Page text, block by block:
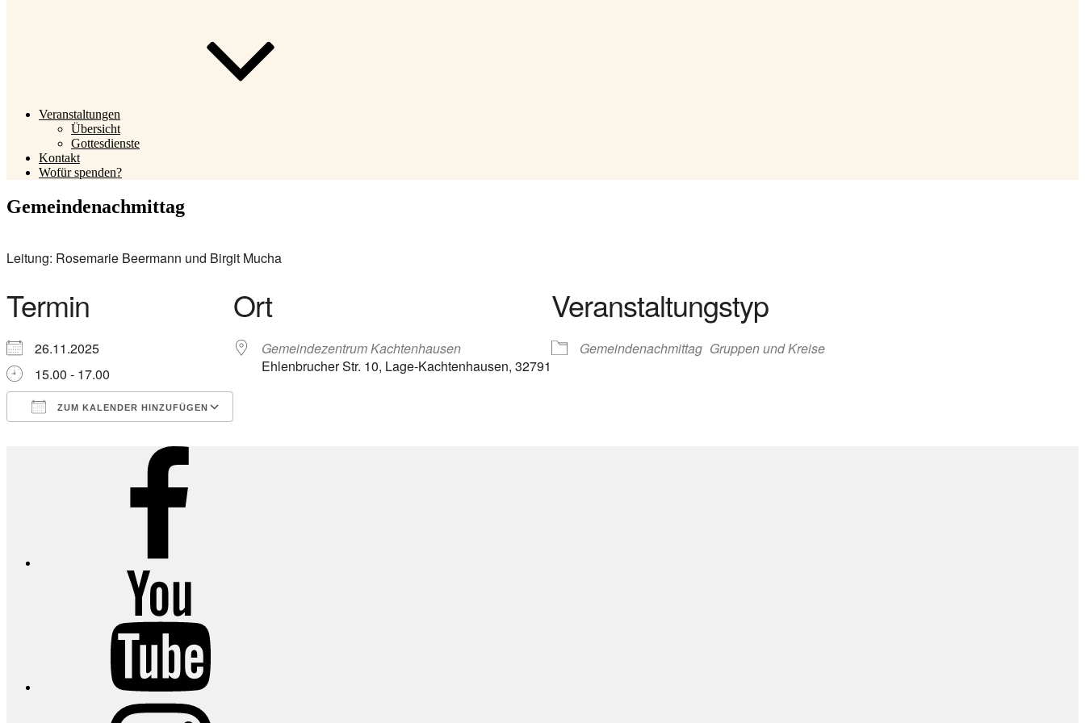
Veranstaltungen
Übersicht
Gottesdienste
Kontakt
Wofür spenden?
Gemeindenachmittag
Leitung: Rosemarie Beermann und Birgit Mucha
Termin
26.11.2025
15.00 - 17.00
ZUM KALENDER HINZUFÜGEN
Google Kalender
iCalendarOffice 365
Ort
Gemeindezentrum Kachtenhausen
Ehlenbrucher Str. 10, Lage-Kachtenhausen, 32791
Veranstaltungstyp
Gemeindenachmittag Gruppen und Kreise